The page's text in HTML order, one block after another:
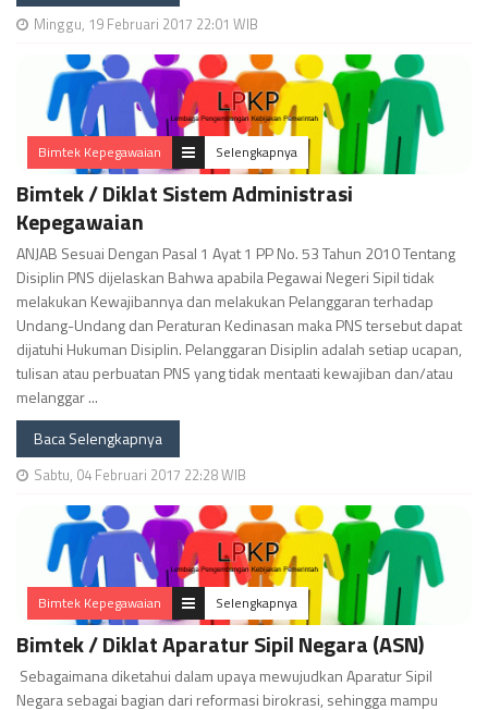
Minggu, 19 Februari 2017 22:01 WIB
Bimtek Kepegawaian Selengkapnya
Bimtek / Diklat Sistem Administrasi
Kepegawaian
ANJAB Sesuai Dengan Pasal 1 Ayat 1 PP No. 53 Tahun 2010 Tentang
Disiplin PNS dijelaskan Bahwa apabila Pegawai Negeri Sipil tidak
melakukan Kewajibannya dan melakukan Pelanggaran terhadap
Undang-Undang dan Peraturan Kedinasan maka PNS tersebut dapat
dijatuhi Hukuman Disiplin. Pelanggaran Disiplin adalah setiap ucapan,
tulisan atau perbuatan PNS yang tidak mentaati kewajiban dan/atau
melanggar ...
Baca Selengkapnya
Sabtu, 04 Februari 2017 22:28 WIB
Bimtek Kepegawaian Selengkapnya
Bimtek / Diklat Aparatur Sipil Negara (ASN)
Sebagaimana diketahui dalam upaya mewujudkan Aparatur Sipil
Negara sebagai bagian dari reformasi birokrasi, sehingga mampu